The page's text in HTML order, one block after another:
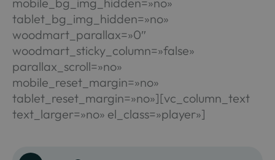
tablet_bg_img_hidden=»no»
woodmart_parallax=»0″
woodmart_sticky_column=»false»
parallax_scroll=»no»
mobile_reset_margin=»no»
tablet_reset_margin=»no»][vc_column_text
text_larger=»no» el_class=»player»]